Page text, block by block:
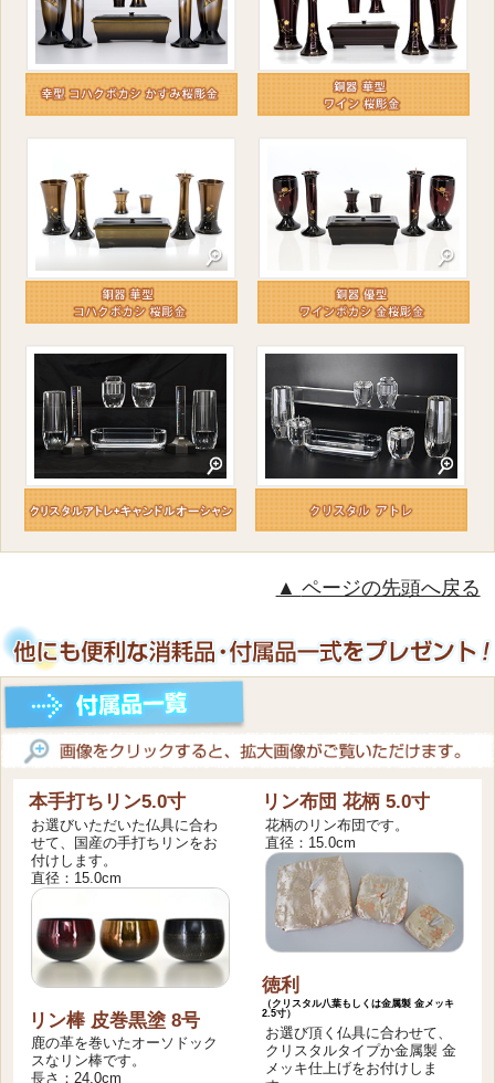
ページの先頭へ戻る
本手打ちリン5.0寸
お選びいただいた仏具に合わ
せて、国産の手打ちリンをお
付けします。
直径：15.0cm
リン棒 皮巻黒塗 8号
鹿の革を巻いたオーソドック
スなリン棒です。
長さ：24.0cm
リン布団 花柄 5.0寸
花柄のリン布団です。
直径：15.0cm
徳利
（クリスタル八葉もしくは金属製 金メッキ
2.5寸）
お選び頂く仏具に合わせて、
クリスタルタイプか金属製 金
メッキ仕上げをお付けしま